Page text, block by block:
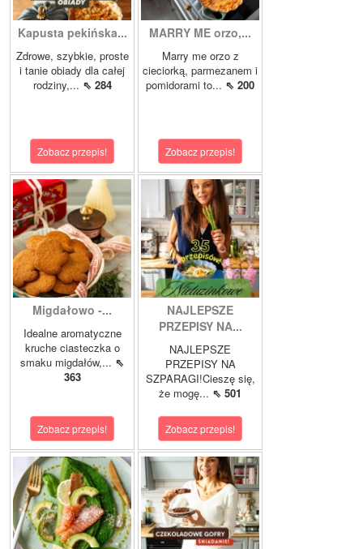
Kapusta pekińska...
Zdrowe, szybkie, proste
i tanie obiady dla całej
rodziny,... ⇖ 284
Zobacz przepis!
MARRY ME orzo,...
Marry me orzo z
cieciorką, parmezanem i
pomidorami to... ⇖ 200
Zobacz przepis!
Migdałowo -...
Idealne aromatyczne
kruche ciasteczka o
smaku migdałów,... ⇖
363
Zobacz przepis!
NAJLEPSZE
PRZEPISY NA...
NAJLEPSZE
PRZEPISY NA
SZPARAGI!Cieszę się,
że mogę... ⇖ 501
Zobacz przepis!